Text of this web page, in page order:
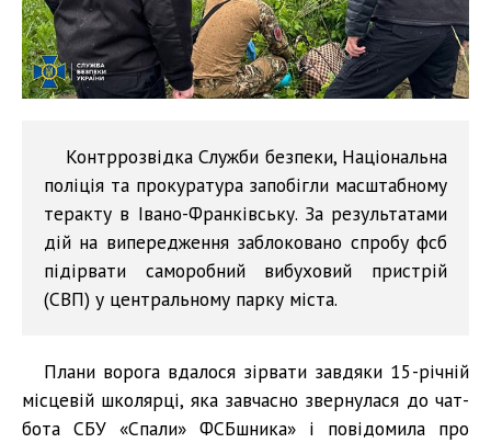
Контррозвідка Служби безпеки, Національна
поліція та прокуратура запобігли масштабному
теракту в Івано-Франківську. За результатами
дій на випередження заблоковано спробу фсб
підірвати саморобний вибуховий пристрій
(СВП) у центральному парку міста.
Плани ворога вдалося зірвати завдяки 15-річній
місцевій школярці, яка завчасно звернулася до чат-
бота СБУ «Спали» ФСБшника» і повідомила про